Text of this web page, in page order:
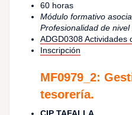
60 horas
Módulo formativo
Profesionalidad de nivel
ADGD0308 Actividades
Inscripción
MF0979_2:
tesorería.
CIP TAFALLA